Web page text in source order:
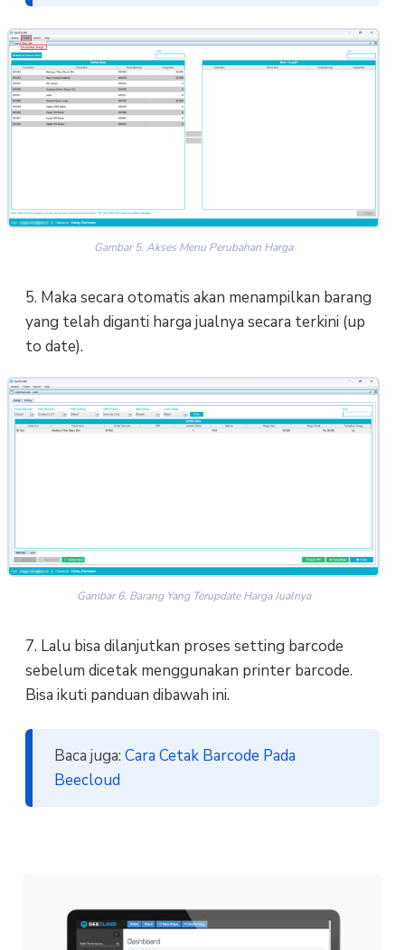
Gambar 5. Akses Menu Perubahan Harga
5. Maka secara otomatis akan menampilkan barang
yang telah diganti harga jualnya secara terkini (up
to date).
Gambar 6. Barang Yang Terupdate Harga Jualnya
7. Lalu bisa dilanjutkan proses setting barcode
sebelum dicetak menggunakan printer barcode.
Bisa ikuti panduan dibawah ini.
Baca juga: Cara Cetak Barcode Pada
Beecloud